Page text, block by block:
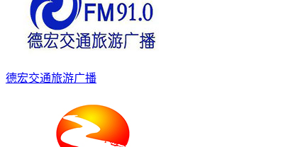
德宏交通旅游广播